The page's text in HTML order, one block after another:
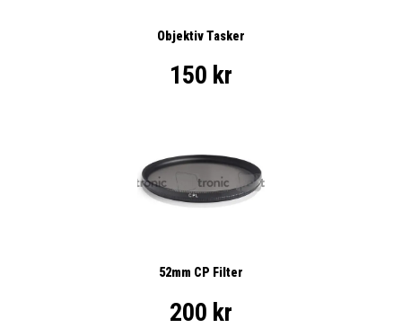
Objektiv Tasker
150 kr
52mm CP Filter
200 kr